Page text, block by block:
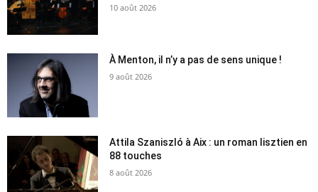
10 août 2026
À Menton, il n’y a pas de sens unique !
9 août 2026
Attila Szaniszló à Aix : un roman lisztien en
88 touches
8 août 2026